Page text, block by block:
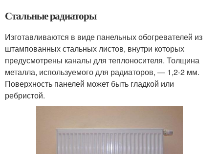
Стальные радиаторы
Изготавливаются в виде панельных обогревателей из
штампованных стальных листов, внутри которых
предусмотрены каналы для теплоносителя. Толщина
металла, используемого для радиаторов, — 1,2-2 мм.
Поверхность панелей может быть гладкой или
ребристой.